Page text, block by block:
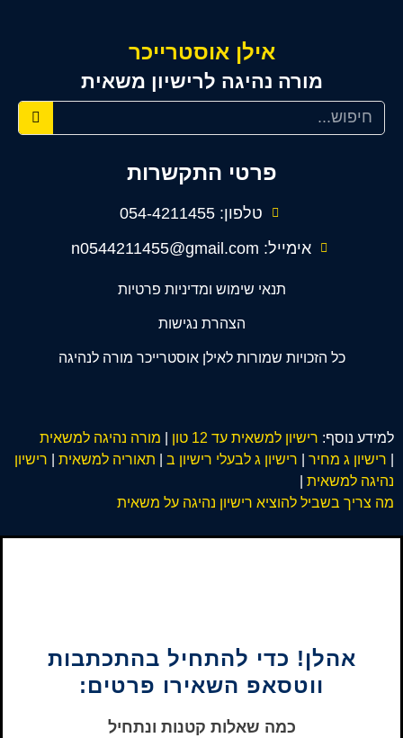
פרטי התקשרות
טלפון: 054-4211455
אימייל: n0544211455@gmail.com
תנאי שימוש ומדיניות פרטיות
הצהרת נגישות
כל הזכויות שמורות לאילן אוסטרייכר מורה לנהיגה
אילן אוסטרייכר
מורה נהיגה לרישיון משאית
למידע נוסף: רישיון למשאית עד 12 טון
מורה נהיגה למשאית
רישיון ג מחיר רישיון ג לבעלי רישיון ב תאוריה למשאית
רישיון
נהיגה למשאית
מה צריך בשביל להוציא רישיון נהיגה על משאית
אהלן! כדי להתחיל בהתכתבות
ווטסאפ השאירו פרטים:
כמה שאלות קטנות ונתחיל